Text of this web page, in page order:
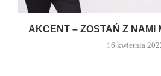
AKCENT – ZOSTAŃ Z NAMI
16 kwietnia